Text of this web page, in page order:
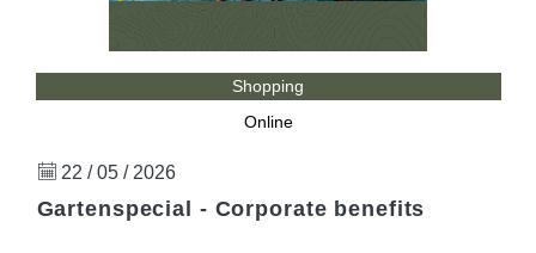
Shopping
Online
22 / 05 / 2026
Gartenspecial - Corporate benefits